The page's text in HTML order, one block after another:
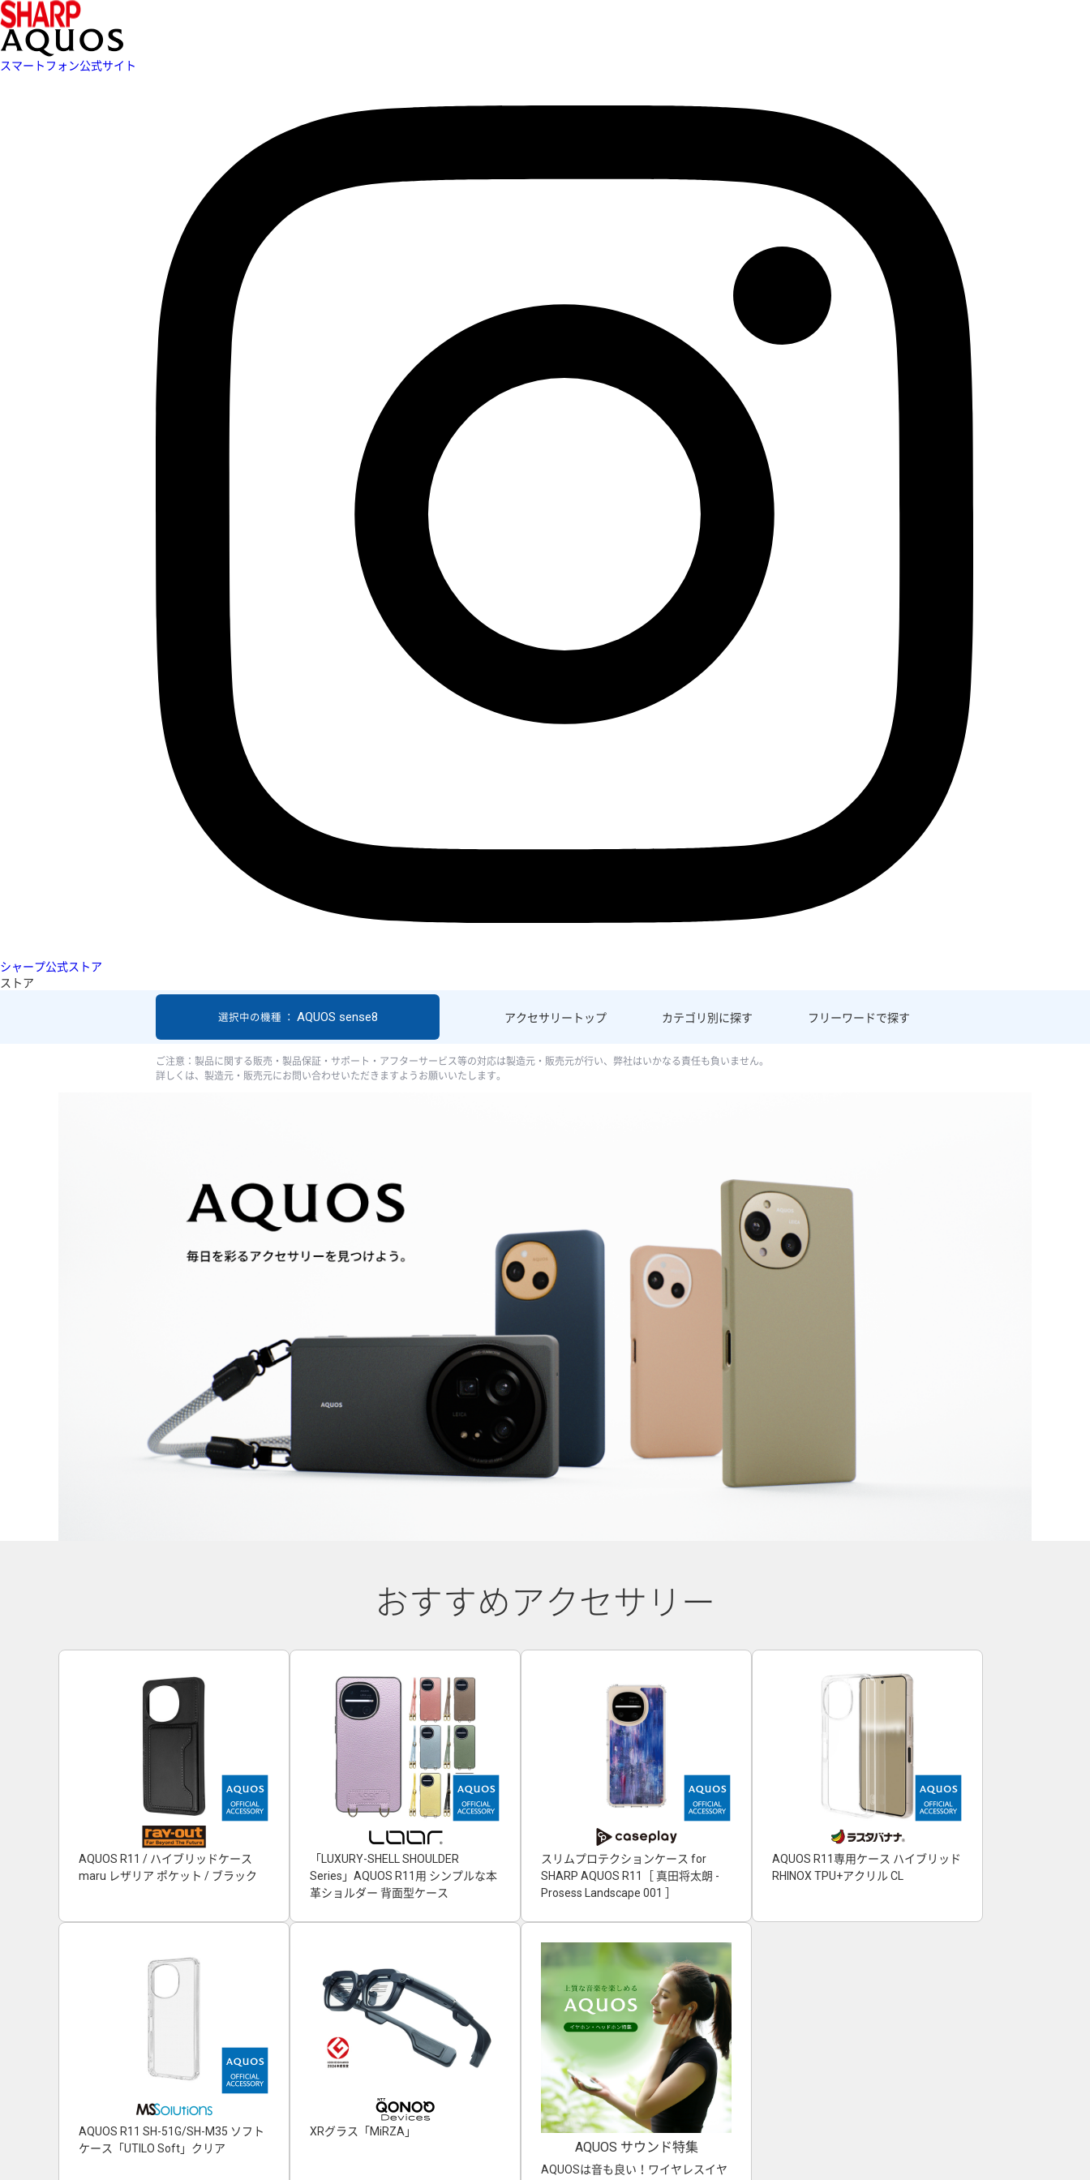
スマートフォン公式サイト
シャープ公式ストア
ストア
アクセサリー トップ カテゴリ別に探す フリーワードで探す
選択中の機種 ： AQUOS sense8
ご注意：製品に関する販売・製品保証・サポート・アフターサービス等の対応は製造元・販売元が行い、弊社はいかなる責任も負いません。
詳しくは、製造元・販売元にお問い合わせいただきますようお願いいたします。
おすすめアクセサリー
AQUOS R11 / ハイブリッドケース
maru レザリア ポケット / ブラック
「LUXURY-SHELL SHOULDER
Series」AQUOS R11用 シンプルな本
革ショルダー 背面型ケース
スリムプロテクションケース for
SHARP AQUOS R11［ 真田将太朗 -
Prosess Landscape 001 ］
AQUOS R11専用ケース ハイブリッド
RHINOX TPU+アクリル CL
AQUOS R11 SH-51G/SH-M35 ソフト
ケース「UTILO Soft」クリア
XRグラス「MiRZA」
AQUOS サウンド特集
AQUOSは音も良い！ワイヤレスイヤ